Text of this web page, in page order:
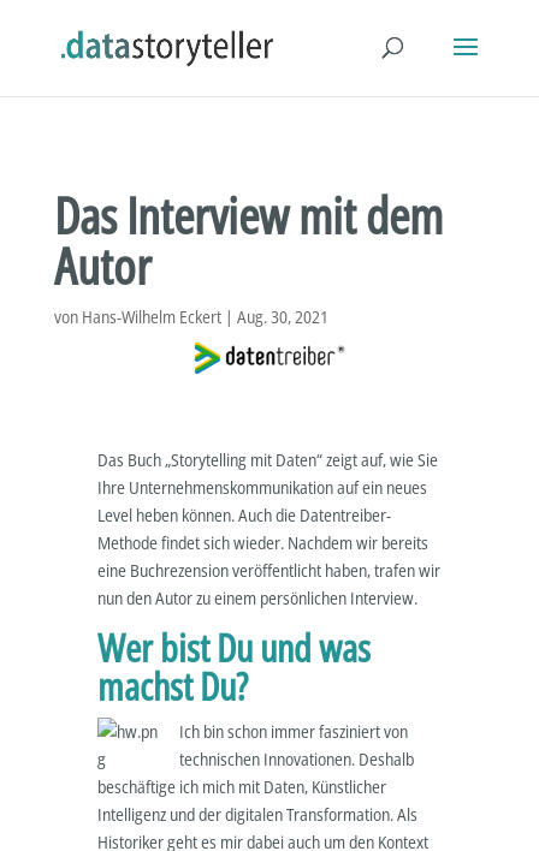
Das Interview mit dem
Autor
von Hans-Wilhelm Eckert| Aug. 30, 2021
Das Buch „Storytelling mit Daten“ zeigt auf, wie Sie
Ihre Unternehmenskommunikation auf ein neues
Level heben können. Auch die Datentreiber-
Methode findet sich wieder. Nachdem wir bereits
eine Buchrezension veröffentlicht haben, trafen wir
nun den Autor zu einem persönlichen Interview.
Wer bist Du und was
machst Du?
Ich bin schon immer fasziniert von
technischen Innovationen. Deshalb
beschäftige ich mich mit Daten, Künstlicher
Intelligenz und der digitalen Transformation. Als
Historiker geht es mir dabei auch um den Kontext